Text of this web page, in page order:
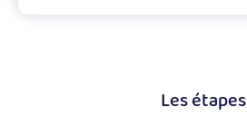
Les étapes